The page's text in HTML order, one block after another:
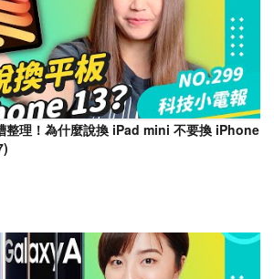
整理！為什麼說換 iPad mini 不要換 iPhone